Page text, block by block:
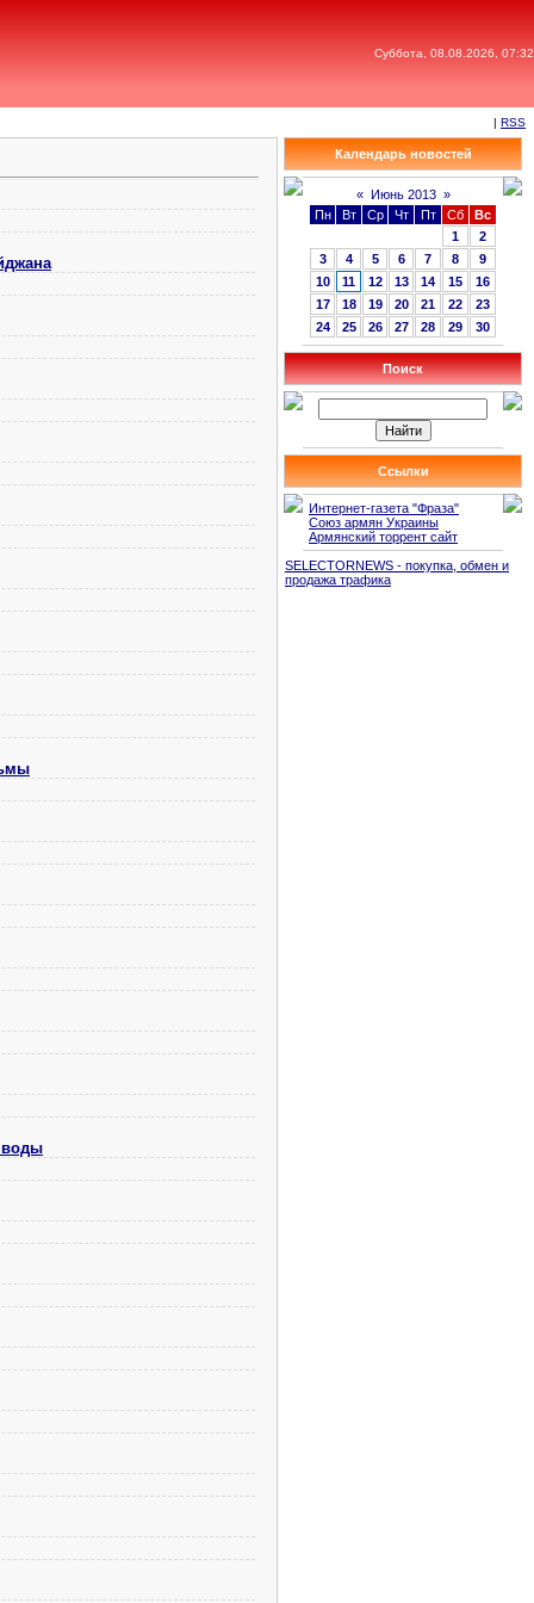
Суббота, 08.08.2026, 07:32
| RSS
воды
Календарь новостей
« Июнь 2013 »
Пн
Вт Ср Чт Пт Сб
Вс
1
2
3
4 5 6 7 8
9
10
11 12 13 14 15
16
17
18 19 20 21 22
23
24
25 26 27 28 29 30
Поиск
Ссылки
Интернет-газета "Фраза"
Союз армян Украины
Армянский торрент сайт
SELECTORNEWS - покупка, обмен и
продажа трафика